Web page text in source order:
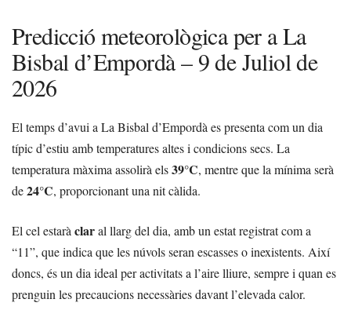
Predicció meteorològica per a La
Bisbal d’Empordà – 9 de Juliol de
2026
El temps d’avui a La Bisbal d’Empordà es presenta com un dia
típic d’estiu amb temperatures altes i condicions secs. La
temperatura màxima assolirà els39°C, mentre que la mínima serà
de24°C, proporcionant una nit càlida.
El cel estaràclaral llarg del dia, amb un estat registrat com a
“11”, que indica que les núvols seran escasses o inexistents. Així
doncs, és un dia ideal per activitats a l’aire lliure, sempre i quan es
prenguin les precaucions necessàries davant l’elevada calor.